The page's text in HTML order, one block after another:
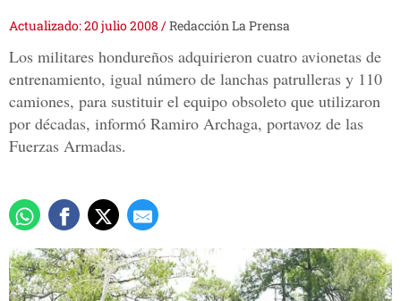
Actualizado: 20 julio 2008 /Redacción La Prensa
Los militares hondureños adquirieron cuatro avionetas de
entrenamiento, igual número de lanchas patrulleras y 110
camiones, para sustituir el equipo obsoleto que utilizaron
por décadas, informó Ramiro Archaga, portavoz de las
Fuerzas Armadas.